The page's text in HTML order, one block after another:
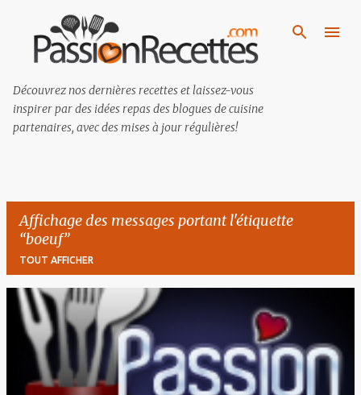
Passer au contenu principal
Découvrez nos dernières recettes et laissez-vous
inspirer par des idées repas des blogues de cuisine
partenaires, avec des mises à jour régulières!
Affichage des messages portant l'étiquette
boeuf
TOUT AFFICHER